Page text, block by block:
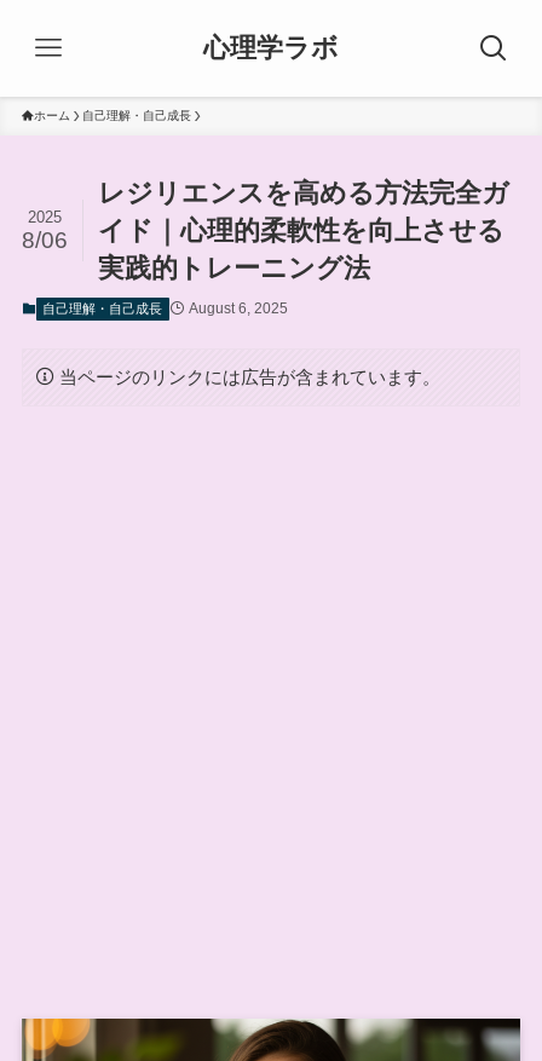
心理学ラボ
ホーム 自己理解・自己成長
レジリエンスを高める方法完全ガ
イド｜心理的柔軟性を向上させる
実践的トレーニング法
2025
8/06
自己理解・自己成長 August 6, 2025
当ページのリンクには広告が含まれています。